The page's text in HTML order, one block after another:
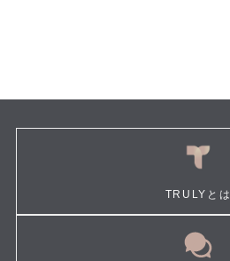
TRULYとは